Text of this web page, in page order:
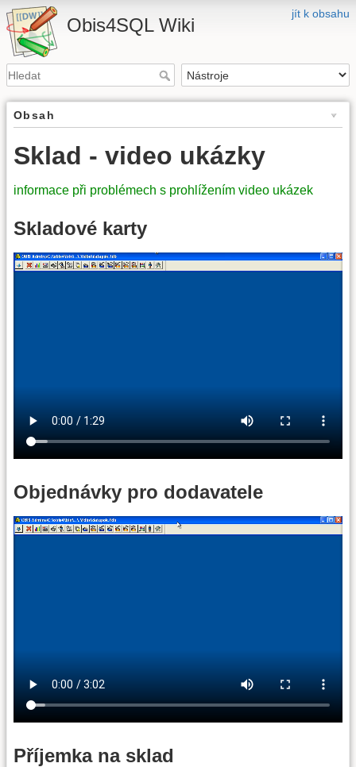
jít k obsahu
Obis4SQL Wiki
Obsah
Sklad - video ukázky
informace při problémech s prohlížením video ukázek
Skladové karty
Objednávky pro dodavatele
Příjemka na sklad